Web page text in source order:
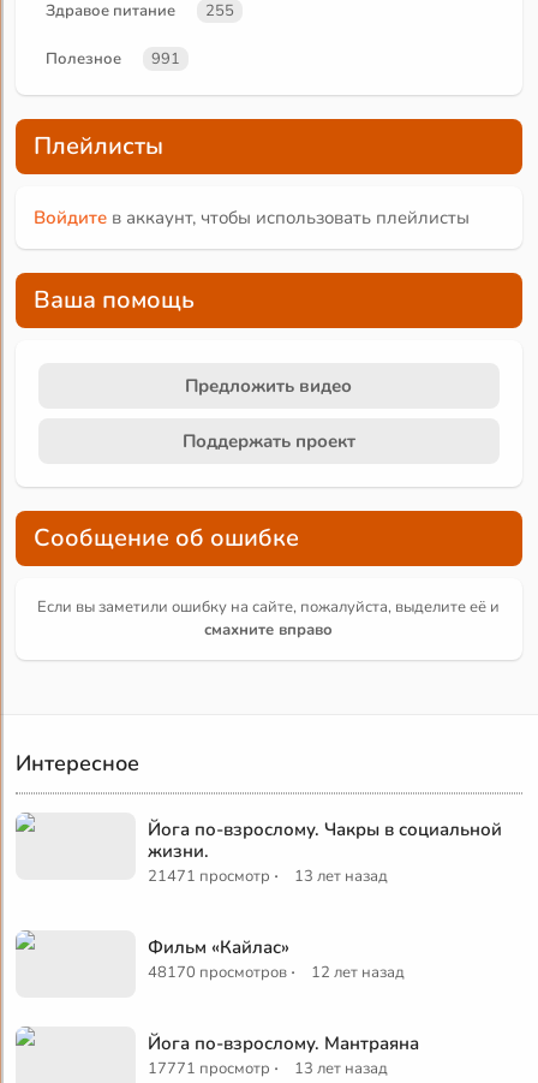
Здравое питание 255
Полезное 991
Плейлисты
Войдите в аккаунт, чтобы использовать плейлисты
Ваша помощь
Предложить видео
Поддержать проект
Сообщение об ошибке
Если вы заметили ошибку на сайте, пожалуйста, выделите её и
смахните вправо
Интересное
Йога по-взрослому. Чакры в социальной
жизни.
21471 просмотр · 13 лет назад
Фильм «Кайлас»
48170 просмотров · 12 лет назад
Йога по-взрослому. Мантраяна
17771 просмотр · 13 лет назад